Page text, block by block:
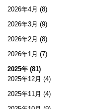
2026年4月 (8)
2026年3月 (9)
2026年2月 (8)
2026年1月 (7)
2025年 (81)
2025年12月 (4)
2025年11月 (4)